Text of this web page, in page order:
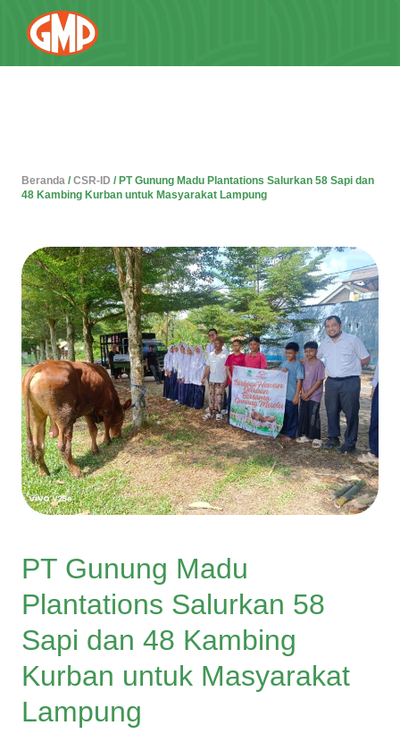
Beranda / CSR-ID / PT Gunung Madu Plantations Salurkan 58 Sapi dan
48 Kambing Kurban untuk Masyarakat Lampung
PT Gunung Madu
Plantations Salurkan 58
Sapi dan 48 Kambing
Kurban untuk Masyarakat
Lampung